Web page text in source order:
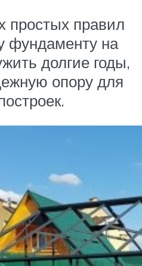
простых правил
фундаменту на
долгие годы,
опору для